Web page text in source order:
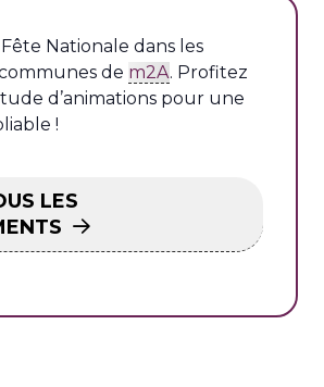
Nationale dans les
de m2A. Profitez
d’animations pour une
!
LES